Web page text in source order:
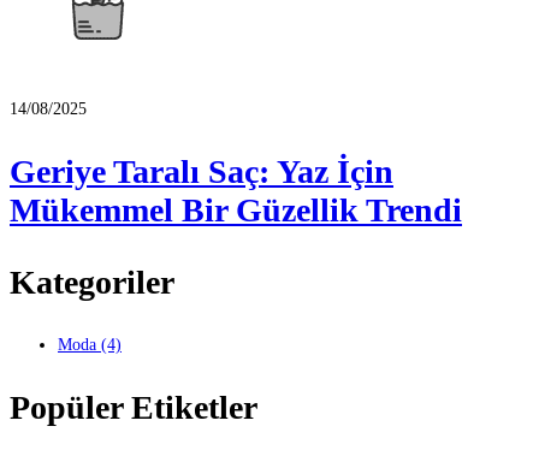
14/08/2025
Geriye Taralı Saç: Yaz İçin
Mükemmel Bir Güzellik Trendi
Kategoriler
Moda (4)
Popüler Etiketler